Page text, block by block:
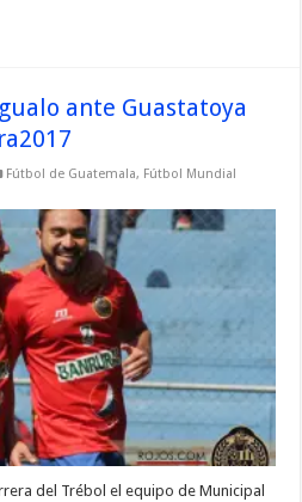
ante Guastatoya
Fútbol de Guatemala, Fútbol Mundial
del Trébol el equipo de Municipal